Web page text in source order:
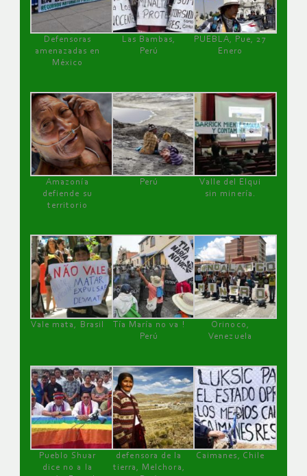
Defensoras
amenazadas en
México
Las Bambas,
Perú
PUEBLA, Pue, 27
Enero
Amazonía
defiende su
territorio
Perú
Valle del Elqui
sin minería.
Vale mata, Brasil
Tía María no va !
Perú
Orinoco,
Venezuela
Pueblo Shuar
dice no a la
defensora de la
tierra, Melchora,
Caimanes, Chile